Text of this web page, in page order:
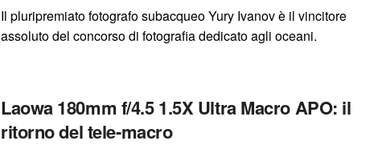
Il pluripremiato fotografo subacqueo Yury Ivanov è il vincitore
assoluto del concorso di fotografia dedicato agli oceani.
Laowa 180mm f/4.5 1.5X Ultra Macro APO: il
ritorno del tele-macro